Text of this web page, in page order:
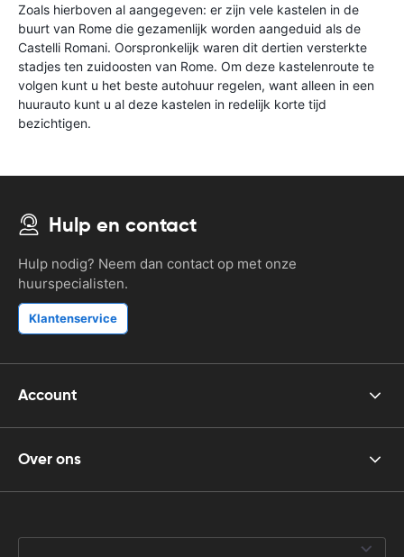
Zoals hierboven al aangegeven: er zijn vele kastelen in de
buurt van Rome die gezamenlijk worden aangeduid als de
Castelli Romani. Oorspronkelijk waren dit dertien versterkte
stadjes ten zuidoosten van Rome. Om deze kastelenroute te
volgen kunt u het beste autohuur regelen, want alleen in een
huurauto kunt u al deze kastelen in redelijk korte tijd
bezichtigen.
Hulp en contact
Hulp nodig? Neem dan contact op met onze
huurspecialisten.
Klantenservice
Account
Over ons